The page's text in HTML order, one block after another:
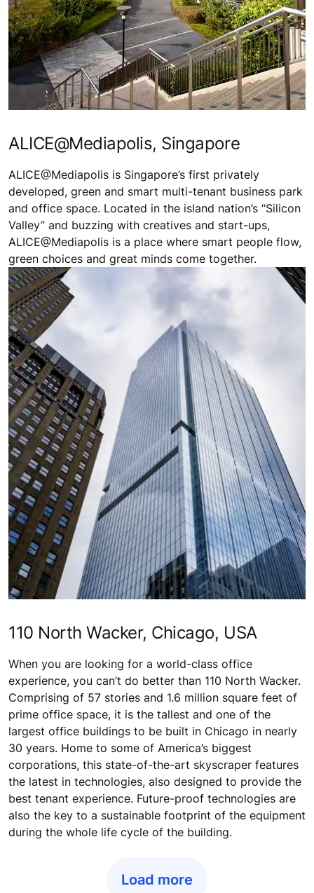
ALICE@Mediapolis, Singapore
ALICE@Mediapolis is Singapore’s first privately
developed, green and smart multi-tenant business park
and office space. Located in the island nation’s “Silicon
Valley” and buzzing with creatives and start-ups,
ALICE@Mediapolis is a place where smart people flow,
green choices and great minds come together.
110 North Wacker, Chicago, USA
When you are looking for a world-class office
experience, you can’t do better than 110 North Wacker.
Comprising of 57 stories and 1.6 million square feet of
prime office space, it is the tallest and one of the
largest office buildings to be built in Chicago in nearly
30 years. Home to some of America’s biggest
corporations, this state-of-the-art skyscraper features
the latest in technologies, also designed to provide the
best tenant experience. Future-proof technologies are
also the key to a sustainable footprint of the equipment
during the whole life cycle of the building.
Load more